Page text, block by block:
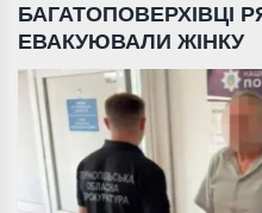
БАГАТОПОВЕРХІВЦІ
ЕВАКУЮВАЛИ ЖІНКУ